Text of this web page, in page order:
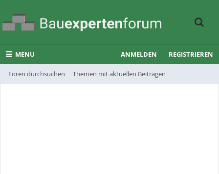
MENU
Foren durchsuchen Themen mit aktuellen Beiträgen
ANMELDEN REGISTRIEREN